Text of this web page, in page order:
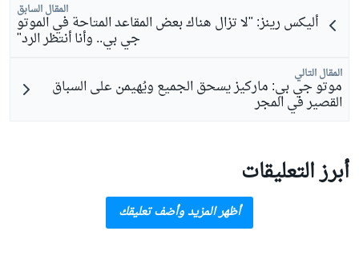
المقال السابق
أليكس رينز: "لا تزال هناك بعض المقاعد المتاحة في الموتو
جي بي.. وأنا أنتظر الرد"
المقال التالي
موتو جي بي: ماركيز يسحق الجميع ويُهيمن على السباق
القصير في المجر
أبرز التعليقات
أظهر المزيد وأضف تعليقك